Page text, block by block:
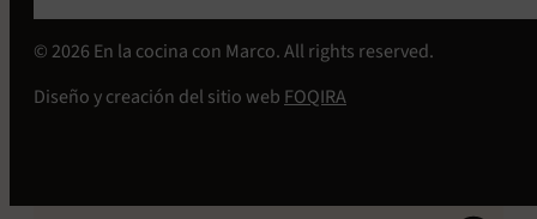
© 2026 En la cocina con Marco. All rights reserved.
Diseño y creación del sitio web FOQIRA